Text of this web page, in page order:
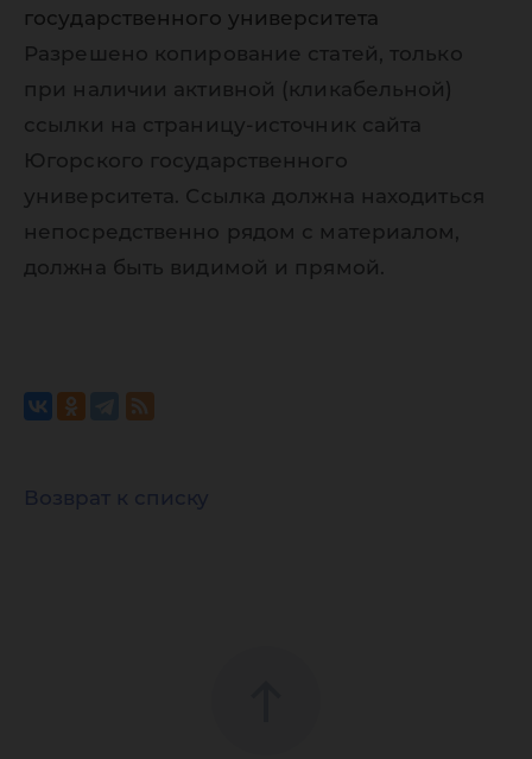
государственного университета
Разрешено копирование статей, только
при наличии активной (кликабельной)
ссылки на страницу-источник сайта
Югорского государственного
университета. Ссылка должна находиться
непосредственно рядом с материалом,
должна быть видимой и прямой.
Возврат к списку